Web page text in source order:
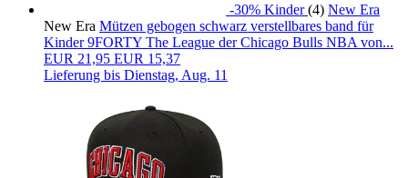
-30% Kinder (4) New Era
New Era Mützen gebogen schwarz verstellbares band für
Kinder 9FORTY The League der Chicago Bulls NBA von...
EUR 21,95 EUR 15,37
Lieferung bis Dienstag, Aug. 11